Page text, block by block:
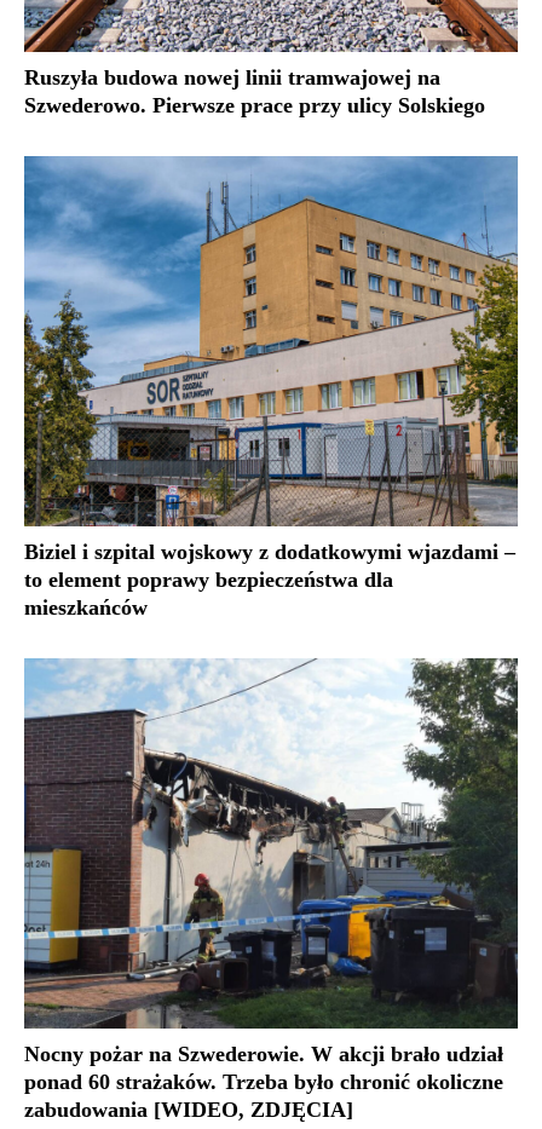
Ruszyła budowa nowej linii tramwajowej na
Szwederowo. Pierwsze prace przy ulicy Solskiego
Biziel i szpital wojskowy z dodatkowymi wjazdami –
to element poprawy bezpieczeństwa dla
mieszkańców
Nocny pożar na Szwederowie. W akcji brało udział
ponad 60 strażaków. Trzeba było chronić okoliczne
zabudowania [WIDEO, ZDJĘCIA]